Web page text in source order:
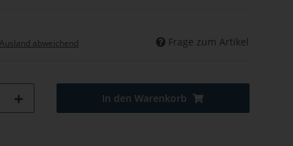
Ausland abweichend Frage zum Artikel
In den Warenkorb